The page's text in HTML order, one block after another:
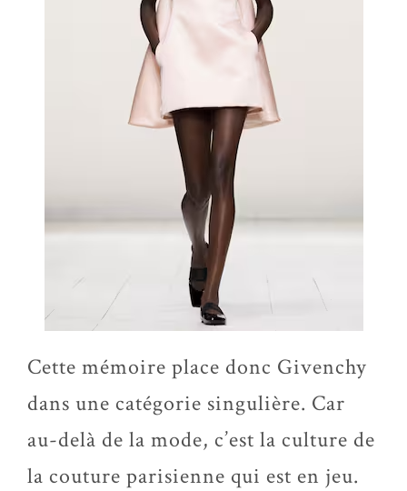
Cette mémoire place donc Givenchy
dans une catégorie singulière. Car
au-delà de la mode, c’est la culture de
la couture parisienne qui est en jeu.